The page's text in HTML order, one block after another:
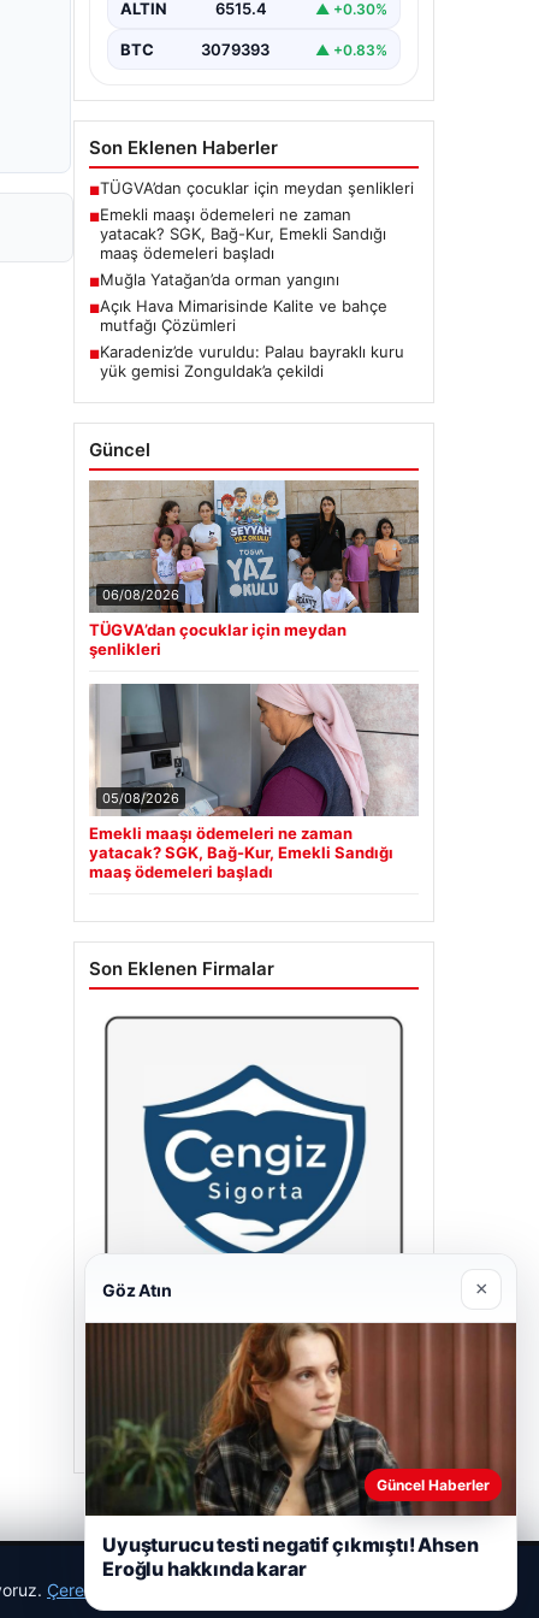
ALTIN 6515.4 ▲ +0.30%
BTC 3079393 ▲ +0.83%
Son Eklenen Haberler
■TÜGVA’dan çocuklar için meydan şenlikleri
■Emekli maaşı ödemeleri ne zaman
yatacak? SGK, Bağ-Kur, Emekli Sandığı
maaş ödemeleri başladı
■Muğla Yatağan’da orman yangını
■Açık Hava Mimarisinde Kalite ve bahçe
mutfağı Çözümleri
■Karadeniz’de vuruldu: Palau bayraklı kuru
yük gemisi Zonguldak’a çekildi
Güncel
06/08/2026
TÜGVA’dan çocuklar için meydan
şenlikleri
05/08/2026
Emekli maaşı ödemeleri ne zaman
yatacak? SGK, Bağ-Kur, Emekli Sandığı
maaş ödemeleri başladı
Son Eklenen Firmalar
Çerez Politikamız
Göz Atın ×
Güncel Haberler
Uyuşturucu testi negatif çıkmıştı! Ahsen
Eroğlu hakkında karar